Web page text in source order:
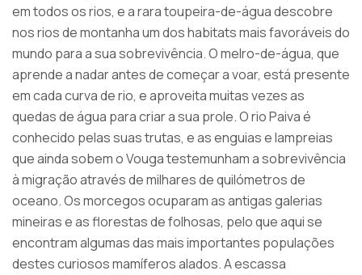
em todos os rios, e a rara toupeira-de-água descobre
nos rios de montanha um dos habitats mais favoráveis do
mundo para a sua sobrevivência. O melro-de-água, que
aprende a nadar antes de começar a voar, está presente
em cada curva de rio, e aproveita muitas vezes as
quedas de água para criar a sua prole. O rio Paiva é
conhecido pelas suas trutas, e as enguias e lampreias
que ainda sobem o Vouga testemunham a sobrevivência
à migração através de milhares de quilómetros de
oceano. Os morcegos ocuparam as antigas galerias
mineiras e as florestas de folhosas, pelo que aqui se
encontram algumas das mais importantes populações
destes curiosos mamíferos alados. A escassa